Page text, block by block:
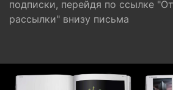
подписки, перейдя по ссылке
рассылки" внизу письма